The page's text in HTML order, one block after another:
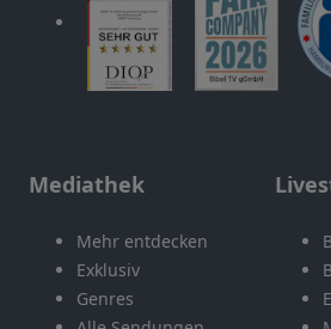
Mediathek
Mehr entdecken
Exklusiv
Genres